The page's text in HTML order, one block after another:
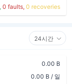
0 faults, 0 recoveries
24시간
0.00 B
0.00 B / 일